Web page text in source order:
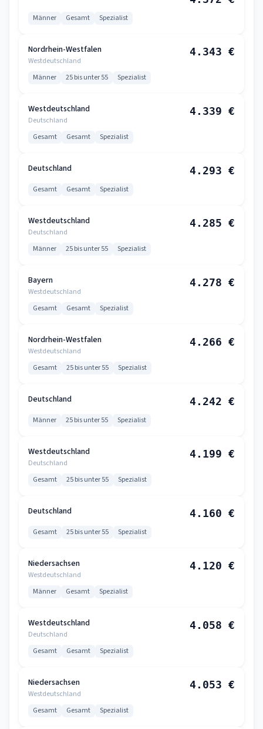
Männer Gesamt Spezialist
Nordrhein-Westfalen
Westdeutschland
4.343 €
Männer 25 bis unter 55 Spezialist
Westdeutschland
Deutschland
4.339 €
Gesamt Gesamt Spezialist
Deutschland 4.293 €
Gesamt Gesamt Spezialist
Westdeutschland
Deutschland
4.285 €
Männer 25 bis unter 55 Spezialist
Bayern
Westdeutschland
4.278 €
Gesamt Gesamt Spezialist
Nordrhein-Westfalen
Westdeutschland
4.266 €
Gesamt 25 bis unter 55 Spezialist
Deutschland 4.242 €
Männer 25 bis unter 55 Spezialist
Westdeutschland
Deutschland
4.199 €
Gesamt 25 bis unter 55 Spezialist
Deutschland 4.160 €
Gesamt 25 bis unter 55 Spezialist
Niedersachsen
Westdeutschland
4.120 €
Männer Gesamt Spezialist
Westdeutschland
Deutschland
4.058 €
Gesamt Gesamt Spezialist
Niedersachsen
Westdeutschland
4.053 €
Gesamt Gesamt Spezialist